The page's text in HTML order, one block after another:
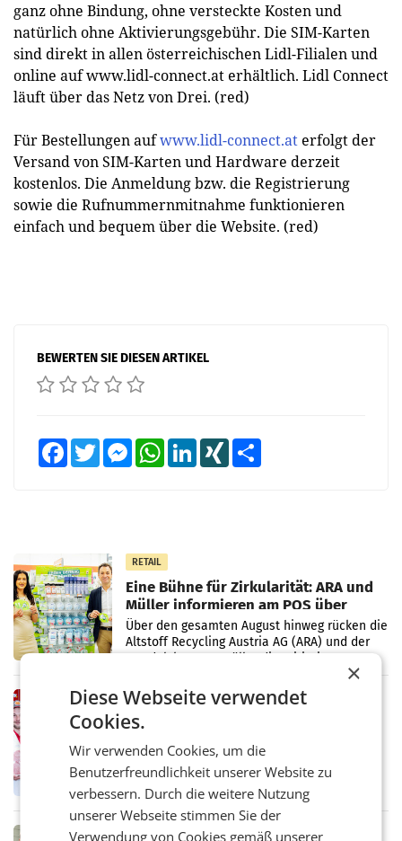
ganz ohne Bindung, ohne versteckte Kosten und
natürlich ohne Aktivierungsgebühr. Die SIM-Karten
sind direkt in allen österreichischen Lidl-Filialen und
online auf www.lidl-connect.at erhältlich. Lidl Connect
läuft über das Netz von Drei. (red)
Für Bestellungen aufwww.lidl-connect.at erfolgt der
Versand von SIM-Karten und Hardware derzeit
kostenlos. Die Anmeldung bzw. die Registrierung
sowie die Rufnummernmitnahme funktionieren
einfach und bequem über die Website. (red)
BEWERTEN SIE DIESEN ARTIKEL
FacebookTwitter MessengerWhatsAppLinkedInXING
RETAIL
Eine Bühne für Zirkularität: ARA und
Müller informieren am POS über
Kreislauffähigkeit
Über den gesamten August hinweg rücken die
Altstoff Recycling Austria AG (ARA) und der
Handelskonzern Müller die Initiative
„Kreislauf-Helden“ in allen österreichischen
Müller-Filialen
RETAIL
Penny modernisiert zwei Filialen in
Ober- und Niederösterreich
WIENER NEUDORF. – Im Rahmen einer
laufenden Modernisierungsoffensive
erneuert Penny zwei Filialen in Nieder- und
Oberösterreich. Die beiden Standorte liegen
in Haag sowie im rund
RETAIL
×
Diese Webseite verwendet
Cookies.
Wir verwenden Cookies, um die
Benutzerfreundlichkeit unserer Website zu
verbessern. Durch die weitere Nutzung
unserer Webseite stimmen Sie der
Verwendung von Cookies gemäß unserer